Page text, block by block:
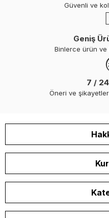
Güvenli ve
Geniş
Binlerce ürün
7 /
Öneri ve